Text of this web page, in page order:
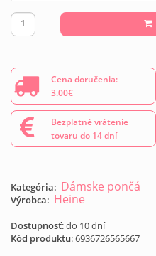
Cena doručenia:
3.00€
Bezplatné vrátenie
tovaru do 14 dní
Kategória: Dámske pončá
Výrobca: Heine
Dostupnosť: do 10 dní
Kód produktu:6936726565667